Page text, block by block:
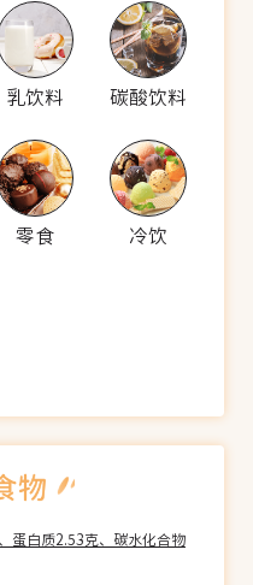
乳饮料 碳酸饮料
零食 冷饮
蛋白质2.53克、碳水化合物